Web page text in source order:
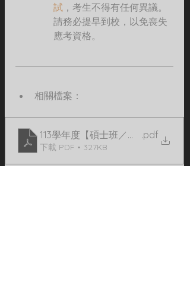
試 ，考生不得有任何異議。
請務必提早到校，以免喪失
應考資格。
相關檔案：
113學年度【碩士班／碩士在職專班
.pdf
下載 PDF • 327KB